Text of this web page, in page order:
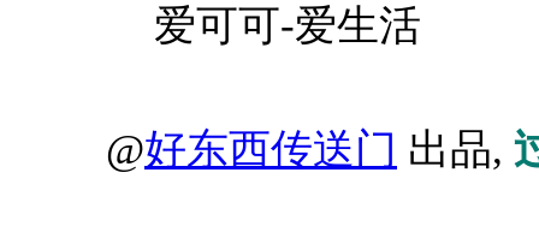
爱可可-爱生活
@好东西传送门 出品,